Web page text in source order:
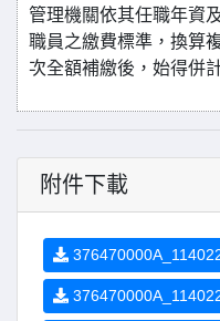
管理機關依其任職年資
職員之繳費標準，換算
次全額補繳後，始得併
附件下載